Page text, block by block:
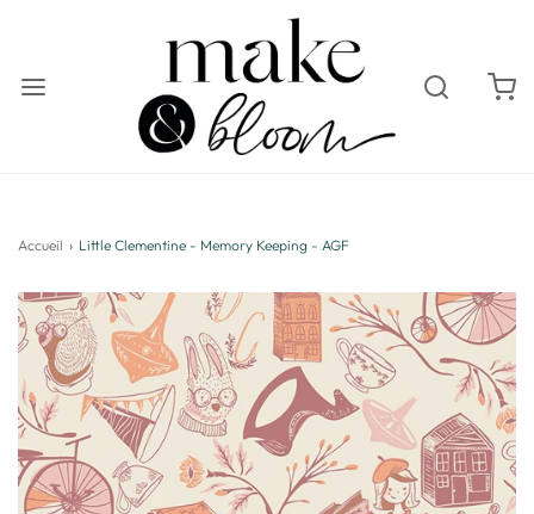
Accueil › Little Clementine - Memory Keeping - AGF